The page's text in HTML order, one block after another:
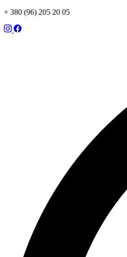
+ 380 (96) 205 20 05